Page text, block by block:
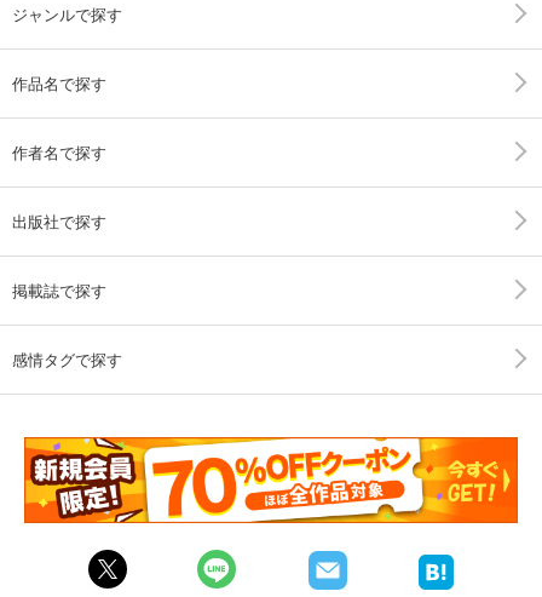
ジャンルで探す
作品名で探す
作者名で探す
出版社で探す
掲載誌で探す
感情タグで探す